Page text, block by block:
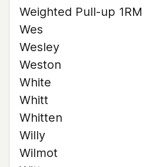
Weighted Pull-up 1RM
Wes
Wesley
Weston
White
Whitt
Whitten
Willy
Wilmot